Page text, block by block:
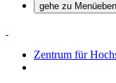
gehe zu
Zentrum für